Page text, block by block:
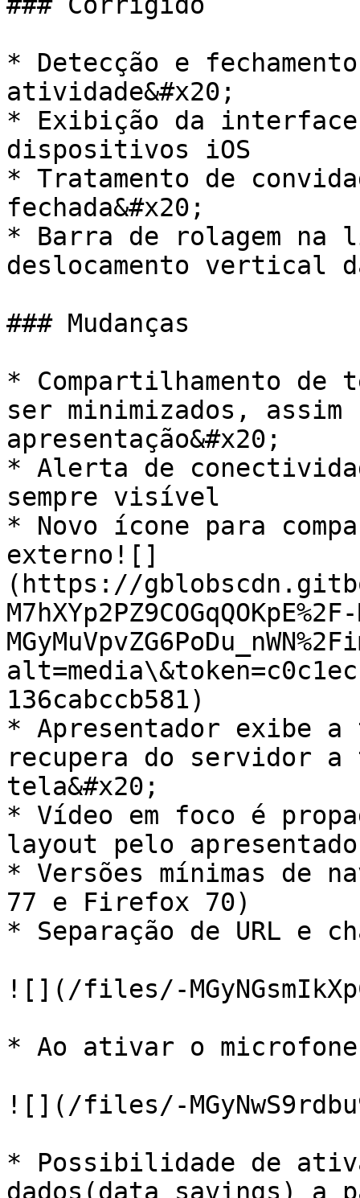
* Detecção e
atividade&#x20;
* Exibição da interface
dispositivos iOS
* Tratamento de
fechada&#x20;
* Barra de rolagem na
deslocamento vertical
### Mudanças
* Compartilhamento de
ser minimizados,
apresentação&#x20;
* Alerta de
sempre visível
* Novo ícone para
externo![]
(https://
136cabccb581)
* Apresentador exibe
recupera do servidor a
tela&#x20;
* Vídeo em foco é
layout pelo
* Versões mínimas de
77 e Firefox 70)
* Separação de URL e
![](/files/-
* Ao ativar o
![](/files/-
* Possibilidade de
dados(data savings)